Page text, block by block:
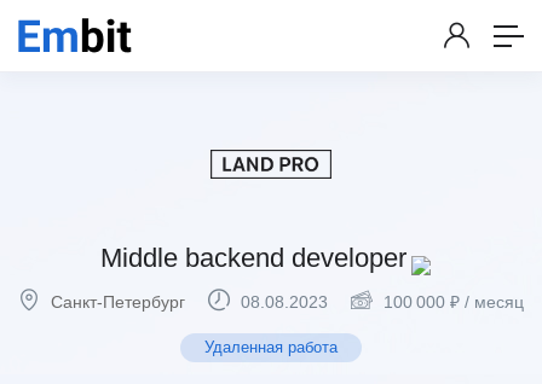
Middle backend developer
Санкт-Петербург 08.08.2023 100 000 ₽ / месяц
Удаленная работа